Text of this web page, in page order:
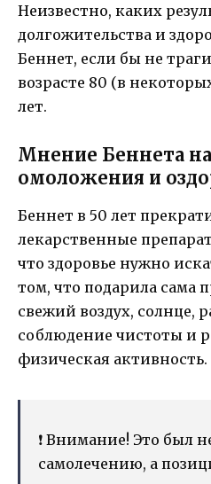
Неизвестно, каких
долгожительства и
Беннет, если бы не
возрасте 80 (в
лет.
Мнение Беннета
омоложения и
Беннет в 50 лет
лекарственные
что здоровье нужно
том, что подарила сама
свежий воздух, солнце,
соблюдение чистоты и
физическая активность.
❗️ Внимание! Это был
самолечению, а